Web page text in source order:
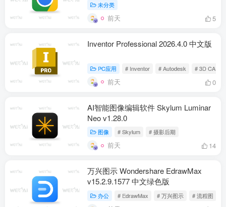
未分类
前天 5
Inventor Professional 2026.4.0 中文版
PC应用 # Inventor # Autodesk # 3D CAD
前天 0
AI智能图像编辑软件 Skylum Luminar
Neo v1.28.0
图像 # Skylum # 摄影后期
前天 14
万兴图示 Wondershare EdrawMax
v15.2.9.1577 中文绿色版
办公 # EdrawMax # 万兴图示 # 流程图